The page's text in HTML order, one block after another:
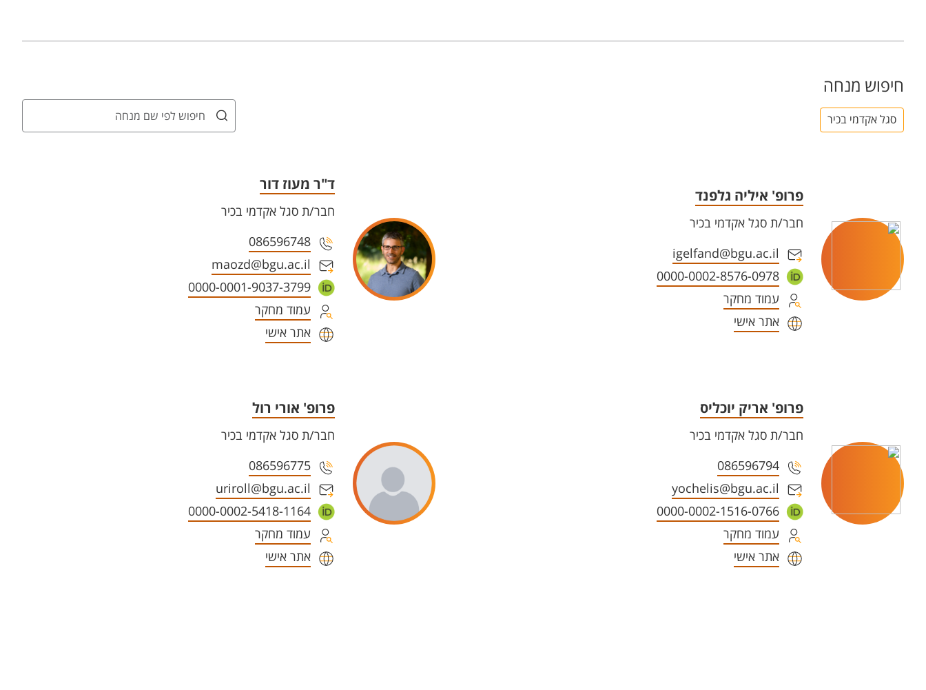
חיפוש מנחה
סגל אקדמי בכיר
פרופ' איליה גלפנד
חבר/ת סגל אקדמי בכיר
igelfand@bgu.ac.il
0000-0002-8576-0978
עמוד מחקר
אתר אישי
ד"ר מעוז דור
חבר/ת סגל אקדמי בכיר
086596748
maozd@bgu.ac.il
0000-0001-9037-3799
עמוד מחקר
אתר אישי
פרופ' אריק יוכליס
חבר/ת סגל אקדמי בכיר
086596794
yochelis@bgu.ac.il
0000-0002-1516-0766
עמוד מחקר
אתר אישי
פרופ' אורי רול
חבר/ת סגל אקדמי בכיר
086596775
uriroll@bgu.ac.il
0000-0002-5418-1164
עמוד מחקר
אתר אישי